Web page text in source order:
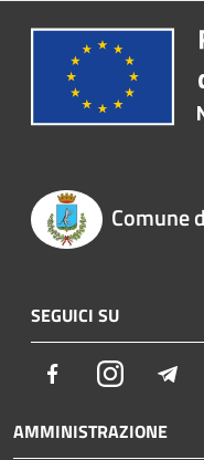
Comune
SEGUICI SU
FacebookInstagram
AMMINISTRAZIONE